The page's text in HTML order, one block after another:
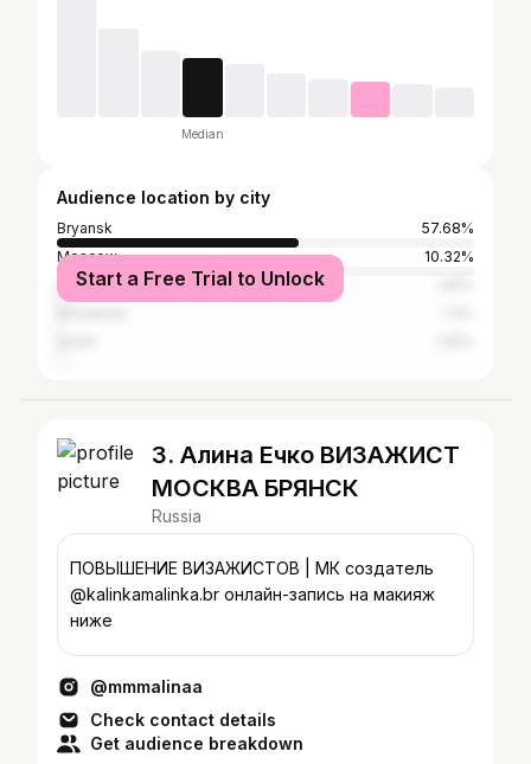
Median
Audience location by city
Bryansk
57.68%
Moscow
10.32%
Saint Petersburg
Start a Free Trial to Unlock
3. Алина Ечко ВИЗАЖИСТ
МОСКВА БРЯНСК
Russia
ПОВЫШЕНИЕ ВИЗАЖИСТОВ | МК создатель
@kalinkamalinka.br онлайн-запись на макияж
ниже
@mmmalinaa
Check contact details
Get audience breakdown